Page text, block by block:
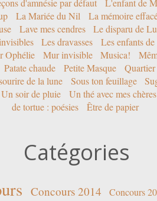
La Mariée du Nil La mémoire
Lave mes cendres Le disparu de
Les dravasses Les enfants
Ophélie Mur invisible Musica!
Patate chaude Petite Masque
de la lune Sous ton feuillage
Un soir de pluie Un thé avec mes
de tortue : poésies
Être de papier
Catégories
Concours 2014 Concours